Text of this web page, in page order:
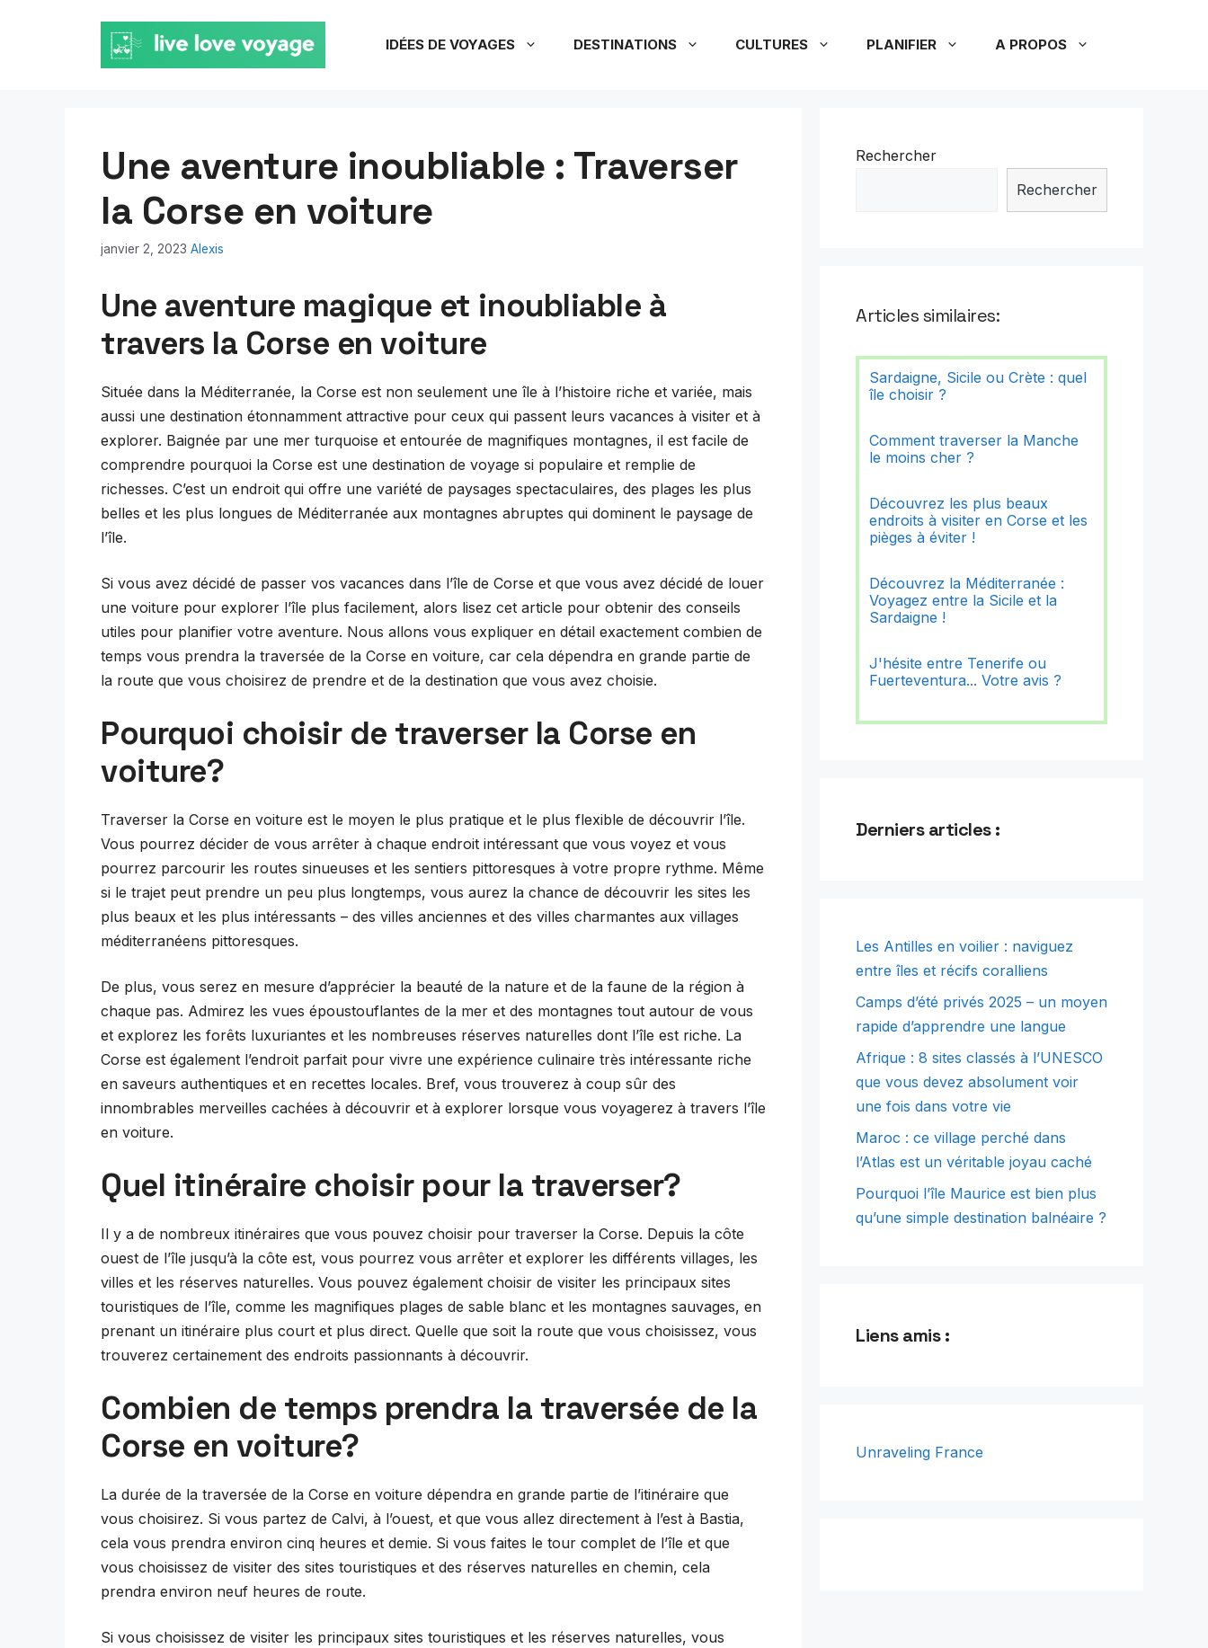
IDÉES DE VOYAGES DESTINATIONS CULTURES PLANIFIER A PROPOS
Une aventure inoubliable : Traverser
la Corse en voiture
janvier 2, 2023 Alexis
Une aventure magique et inoubliable à
travers la Corse en voiture
Située dans la Méditerranée, la Corse est non seulement une île à l’histoire riche et variée, mais
aussi une destination étonnamment attractive pour ceux qui passent leurs vacances à visiter et à
explorer. Baignée par une mer turquoise et entourée de magnifiques montagnes, il est facile de
comprendre pourquoi la Corse est une destination de voyage si populaire et remplie de
richesses. C’est un endroit qui offre une variété de paysages spectaculaires, des plages les plus
belles et les plus longues de Méditerranée aux montagnes abruptes qui dominent le paysage de
l’île.
Si vous avez décidé de passer vos vacances dans l’île de Corse et que vous avez décidé de louer
une voiture pour explorer l’île plus facilement, alors lisez cet article pour obtenir des conseils
utiles pour planifier votre aventure. Nous allons vous expliquer en détail exactement combien de
temps vous prendra la traversée de la Corse en voiture, car cela dépendra en grande partie de
la route que vous choisirez de prendre et de la destination que vous avez choisie.
Pourquoi choisir de traverser la Corse en
voiture?
Traverser la Corse en voiture est le moyen le plus pratique et le plus flexible de découvrir l’île.
Vous pourrez décider de vous arrêter à chaque endroit intéressant que vous voyez et vous
pourrez parcourir les routes sinueuses et les sentiers pittoresques à votre propre rythme. Même
si le trajet peut prendre un peu plus longtemps, vous aurez la chance de découvrir les sites les
plus beaux et les plus intéressants – des villes anciennes et des villes charmantes aux villages
méditerranéens pittoresques.
De plus, vous serez en mesure d’apprécier la beauté de la nature et de la faune de la région à
chaque pas. Admirez les vues époustouflantes de la mer et des montagnes tout autour de vous
et explorez les forêts luxuriantes et les nombreuses réserves naturelles dont l’île est riche. La
Corse est également l’endroit parfait pour vivre une expérience culinaire très intéressante riche
en saveurs authentiques et en recettes locales. Bref, vous trouverez à coup sûr des
innombrables merveilles cachées à découvrir et à explorer lorsque vous voyagerez à travers l’île
en voiture.
Quel itinéraire choisir pour la traverser?
Il y a de nombreux itinéraires que vous pouvez choisir pour traverser la Corse. Depuis la côte
ouest de l’île jusqu’à la côte est, vous pourrez vous arrêter et explorer les différents villages, les
villes et les réserves naturelles. Vous pouvez également choisir de visiter les principaux sites
touristiques de l’île, comme les magnifiques plages de sable blanc et les montagnes sauvages, en
prenant un itinéraire plus court et plus direct. Quelle que soit la route que vous choisissez, vous
trouverez certainement des endroits passionnants à découvrir.
Combien de temps prendra la traversée de la
Corse en voiture?
La durée de la traversée de la Corse en voiture dépendra en grande partie de l’itinéraire que
vous choisirez. Si vous partez de Calvi, à l’ouest, et que vous allez directement à l’est à Bastia,
cela vous prendra environ cinq heures et demie. Si vous faites le tour complet de l’île et que
vous choisissez de visiter des sites touristiques et des réserves naturelles en chemin, cela
prendra environ neuf heures de route.
Si vous choisissez de visiter les principaux sites touristiques et les réserves naturelles, vous
Rechercher
Rechercher
Articles similaires:
Sardaigne, Sicile ou Crète : quel
île choisir ?
Comment traverser la Manche
le moins cher ?
Découvrez les plus beaux
endroits à visiter en Corse et les
pièges à éviter !
Découvrez la Méditerranée :
Voyagez entre la Sicile et la
Sardaigne !
J'hésite entre Tenerife ou
Fuerteventura... Votre avis ?
Derniers articles :
Les Antilles en voilier : naviguez
entre îles et récifs coralliens
Camps d’été privés 2025 – un moyen
rapide d’apprendre une langue
Afrique : 8 sites classés à l’UNESCO
que vous devez absolument voir
une fois dans votre vie
Maroc : ce village perché dans
l’Atlas est un véritable joyau caché
Pourquoi l’île Maurice est bien plus
qu’une simple destination balnéaire ?
Liens amis :
Unraveling France